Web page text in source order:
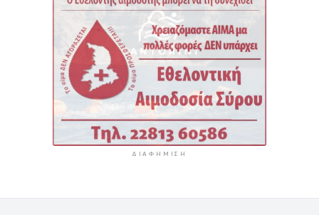
ΔΙΑΦΉΜΙΣΗ